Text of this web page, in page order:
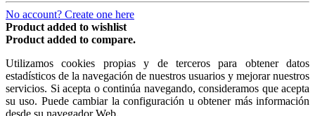
No account? Create one here
Product added to wishlist
Product added to compare.
Utilizamos cookies propias y de terceros para obtener datos
estadísticos de la navegación de nuestros usuarios y mejorar nuestros
servicios. Si acepta o continúa navegando, consideramos que acepta
su uso. Puede cambiar la configuración u obtener más información
desde su navegador Web.